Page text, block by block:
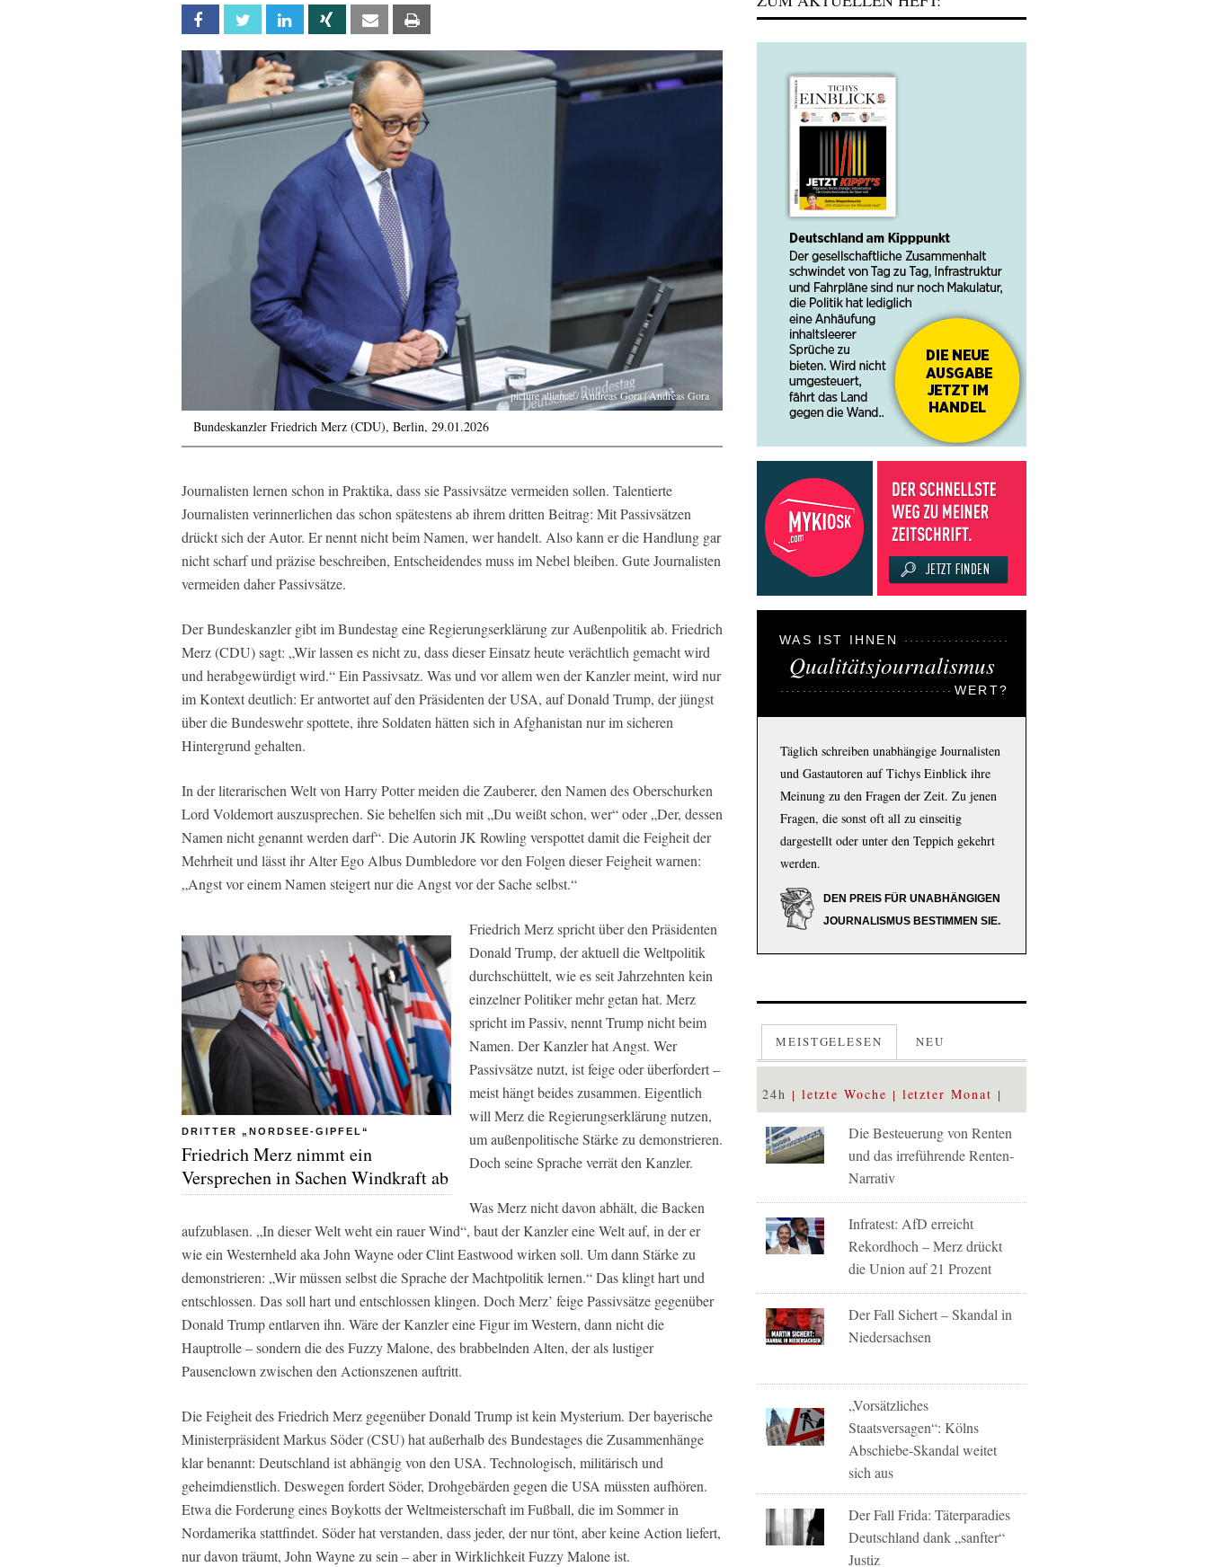
Facebook Twitter Linkedin Xing Email
picture alliance / Andreas Gora | Andreas Gora
Bundeskanzler Friedrich Merz (CDU), Berlin, 29.01.2026
Journalisten lernen schon in Praktika, dass sie Passivsätze vermeiden sollen. Talentierte
Journalisten verinnerlichen das schon spätestens ab ihrem dritten Beitrag: Mit Passivsätzen
drückt sich der Autor. Er nennt nicht beim Namen, wer handelt. Also kann er die Handlung gar
nicht scharf und präzise beschreiben, Entscheidendes muss im Nebel bleiben. Gute Journalisten
vermeiden daher Passivsätze.
Der Bundeskanzler gibt im Bundestag eine Regierungserklärung zur Außenpolitik ab. Friedrich
Merz (CDU) sagt: „Wir lassen es nicht zu, dass dieser Einsatz heute verächtlich gemacht wird
und herabgewürdigt wird.“ Ein Passivsatz. Was und vor allem wen der Kanzler meint, wird nur
im Kontext deutlich: Er antwortet auf den Präsidenten der USA, auf Donald Trump, der jüngst
über die Bundeswehr spottete, ihre Soldaten hätten sich in Afghanistan nur im sicheren
Hintergrund gehalten.
In der literarischen Welt von Harry Potter meiden die Zauberer, den Namen des Oberschurken
Lord Voldemort auszusprechen. Sie behelfen sich mit „Du weißt schon, wer“ oder „Der, dessen
Namen nicht genannt werden darf“. Die Autorin JK Rowling verspottet damit die Feigheit der
Mehrheit und lässt ihr Alter Ego Albus Dumbledore vor den Folgen dieser Feigheit warnen:
„Angst vor einem Namen steigert nur die Angst vor der Sache selbst.“
DRITTER „NORDSEE-GIPFEL“
Friedrich Merz nimmt ein
Versprechen in Sachen Windkraft ab
Friedrich Merz spricht über den Präsidenten
Donald Trump, der aktuell die Weltpolitik
durchschüttelt, wie es seit Jahrzehnten kein
einzelner Politiker mehr getan hat. Merz
spricht im Passiv, nennt Trump nicht beim
Namen. Der Kanzler hat Angst. Wer
Passivsätze nutzt, ist feige oder überfordert –
meist hängt beides zusammen. Eigentlich
will Merz die Regierungserklärung nutzen,
um außenpolitische Stärke zu demonstrieren.
Doch seine Sprache verrät den Kanzler.
Was Merz nicht davon abhält, die Backen
aufzublasen. „In dieser Welt weht ein rauer Wind“, baut der Kanzler eine Welt auf, in der er
wie ein Westernheld aka John Wayne oder Clint Eastwood wirken soll. Um dann Stärke zu
demonstrieren: „Wir müssen selbst die Sprache der Machtpolitik lernen.“ Das klingt hart und
entschlossen. Das soll hart und entschlossen klingen. Doch Merz’ feige Passivsätze gegenüber
Donald Trump entlarven ihn. Wäre der Kanzler eine Figur im Western, dann nicht die
Hauptrolle – sondern die des Fuzzy Malone, des brabbelnden Alten, der als lustiger
Pausenclown zwischen den Actionszenen auftritt.
Die Feigheit des Friedrich Merz gegenüber Donald Trump ist kein Mysterium. Der bayerische
Ministerpräsident Markus Söder (CSU) hat außerhalb des Bundestages die Zusammenhänge
klar benannt: Deutschland ist abhängig von den USA. Technologisch, militärisch und
geheimdienstlich. Deswegen fordert Söder, Drohgebärden gegen die USA müssten aufhören.
Etwa die Forderung eines Boykotts der Weltmeisterschaft im Fußball, die im Sommer in
Nordamerika stattfindet. Söder hat verstanden, dass jeder, der nur tönt, aber keine Action liefert,
nur davon träumt, John Wayne zu sein – aber in Wirklichkeit Fuzzy Malone ist.
WAS IST IHNEN
Qualitätsjournalismus
WERT?
Täglich schreiben unabhängige Journalisten
und Gastautoren auf Tichys Einblick ihre
Meinung zu den Fragen der Zeit. Zu jenen
Fragen, die sonst oft all zu einseitig
dargestellt oder unter den Teppich gekehrt
werden.
DEN PREIS FÜR UNABHÄNGIGEN
JOURNALISMUS BESTIMMEN SIE.
MEISTGELESEN NEU
24h letzte Woche letzter Monat
Die Besteuerung von Renten
und das irreführende Renten-
Narrativ
Infratest: AfD erreicht
Rekordhoch – Merz drückt
die Union auf 21 Prozent
Der Fall Sichert – Skandal in
Niedersachsen
„Vorsätzliches
Staatsversagen“: Kölns
Abschiebe-Skandal weitet
sich aus
Der Fall Frida: Täterparadies
Deutschland dank „sanfter“
Justiz